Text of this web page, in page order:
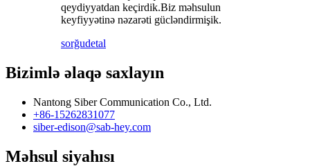
qeydiyyatdan keçirdik.Biz məhsulun
keyfiyyətinə nəzarəti gücləndirmişik.
sorğudetal
Bizimlə əlaqə saxlayın
Nantong Siber Communication Co., Ltd.
+86-15262831077
siber-edison@sab-hey.com
Məhsul siyahısı